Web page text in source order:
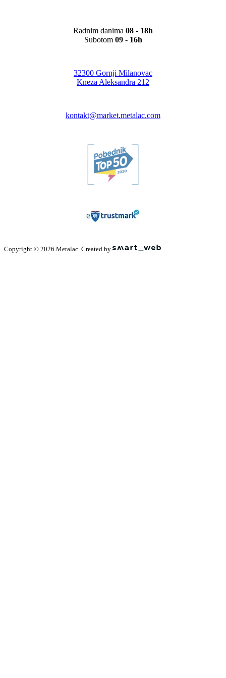
Radnim danima 08 - 18h
Subotom 09 - 16h
32300 Gornji Milanovac
Kneza Aleksandra 212
kontakt@market.metalac.com
Copyright © 2026 Metalac. Created by